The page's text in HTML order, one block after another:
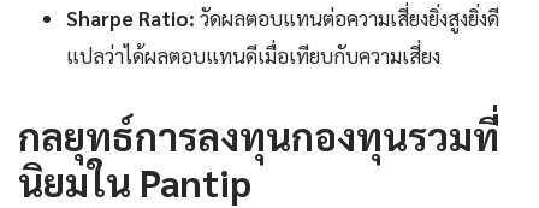
Sharpe Ratio: วัดผลตอบแทนต่อความเสี่ยงยิ่งสูงยิ่งดี
แปลว่าได้ผลตอบแทนดีเมื่อเทียบกับความเสี่ยง
กลยุทธ์การลงทุนกองทุนรวมที่
นิยมใน Pantip